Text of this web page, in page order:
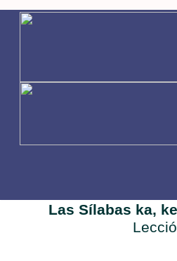
Las Sílabas ka,